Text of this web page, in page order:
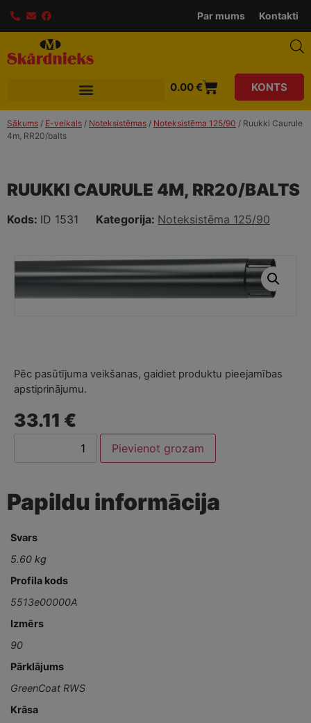
Par mums Kontakti
0.00€ KONTS
Sākums / E-veikals / Noteksistēmas / Noteksistēma 125/90 / Ruukki Caurule
4m, RR20/balts
RUUKKI CAURULE 4M, RR20/BALTS
Kods: ID 1531 Kategorija: Noteksistēma 125/90
Pēc pasūtījuma veikšanas, gaidiet produktu pieejamības
apstiprinājumu.
33.11 €
Pievienot grozam
Papildu informācija
Svars
5.60 kg
Profila kods
5513e00000A
Izmērs
90
Pārklājums
GreenCoat RWS
Krāsa